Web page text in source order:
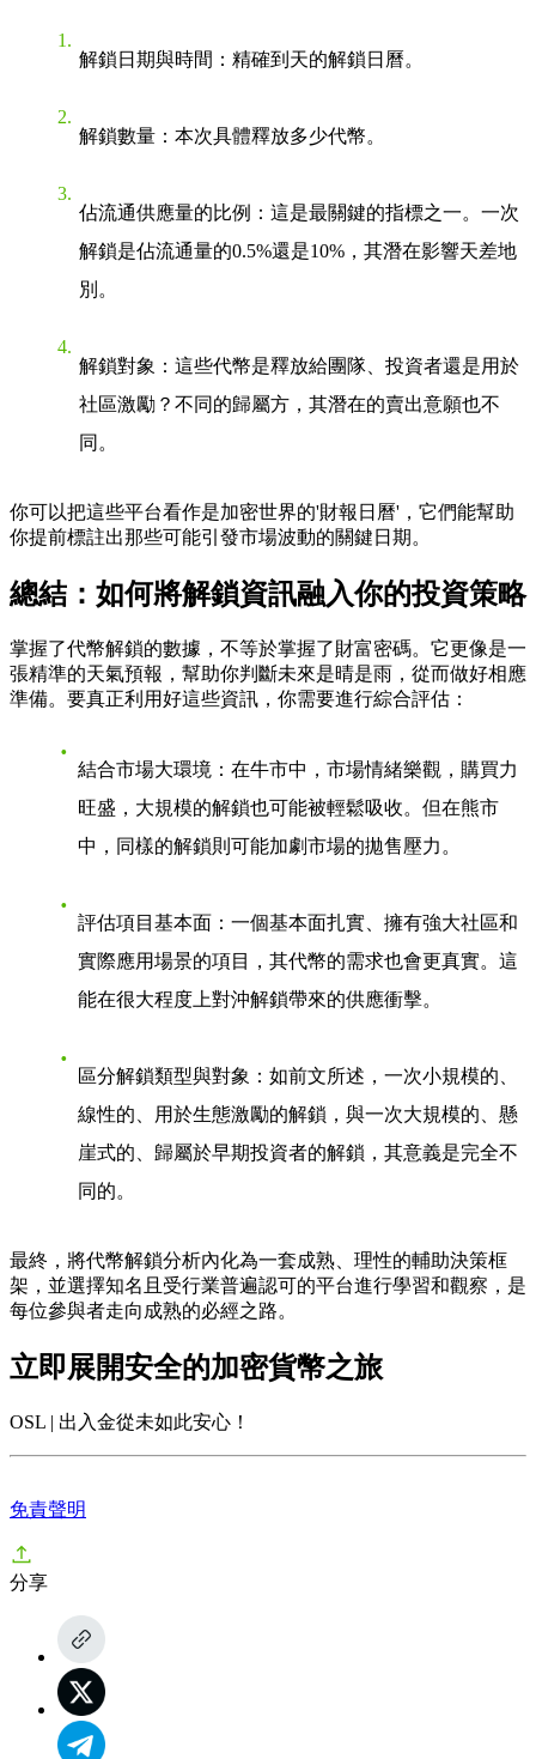
解鎖日期與時間 ：精確到天的解鎖日曆。
解鎖數量 ：本次具體釋放多少代幣。
佔流通供應量的比例 ：這是最關鍵的指標之一。一次
解鎖是佔流通量的0.5%還是10%，其潛在影響天差地
別。
解鎖對象 ：這些代幣是釋放給團隊、投資者還是用於
社區激勵？不同的歸屬方，其潛在的賣出意願也不
同。
你可以把這些平台看作是加密世界的'財報日曆'，它們能幫助
你提前標註出那些可能引發市場波動的關鍵日期。
總結：如何將解鎖資訊融入你的投資策略
掌握了代幣解鎖的數據，不等於掌握了財富密碼。它更像是一
張精準的天氣預報，幫助你判斷未來是晴是雨，從而做好相應
準備。要真正利用好這些資訊，你需要進行綜合評估：
結合市場大環境 ：在牛市中，市場情緒樂觀，購買力
旺盛，大規模的解鎖也可能被輕鬆吸收。但在熊市
中，同樣的解鎖則可能加劇市場的拋售壓力。
評估項目基本面 ：一個基本面扎實、擁有強大社區和
實際應用場景的項目，其代幣的需求也會更真實。這
能在很大程度上對沖解鎖帶來的供應衝擊。
區分解鎖類型與對象 ：如前文所述，一次小規模的、
線性的、用於生態激勵的解鎖，與一次大規模的、懸
崖式的、歸屬於早期投資者的解鎖，其意義是完全不
同的。
最終，將代幣解鎖分析內化為一套成熟、理性的輔助決策框
架，並選擇知名且受行業普遍認可的平台進行學習和觀察，是
每位參與者走向成熟的必經之路。
立即展開安全的加密貨幣之旅
OSL | 出入金從未如此安心！
免責聲明
分享